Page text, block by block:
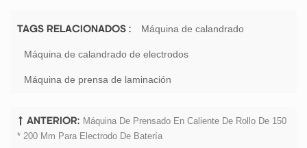
TAGS RELACIONADOS : Máquina de calandrado
Máquina de calandrado de electrodos
Máquina de prensa de laminación
ANTERIOR: Máquina De Prensado En Caliente De Rollo De 150
* 200 Mm Para Electrodo De Batería